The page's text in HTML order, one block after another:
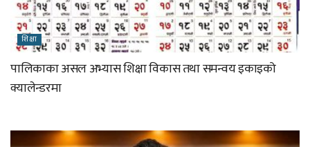
शिक्षा
पालिकाका असल अभ्यास शिक्षा विकास तथा समन्वय इकाइको
क्यालेन्डरमा